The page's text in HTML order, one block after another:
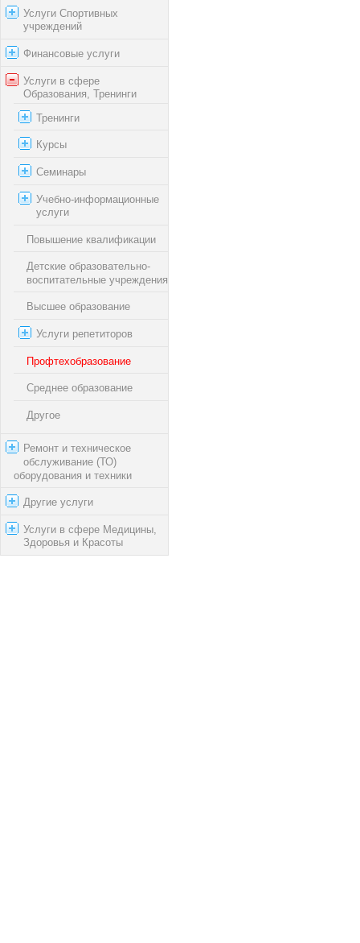
Услуги Спортивных
учреждений
Финансовые услуги
Услуги в сфере
Образования, Тренинги
Тренинги
Курсы
Семинары
Учебно-информационные
услуги
Повышение квалификации
Детские образовательно-
воспитательные учреждения
Высшее образование
Услуги репетиторов
Профтехобразование
Среднее образование
Другое
Ремонт и техническое
обслуживание (ТО)
оборудования и техники
Другие услуги
Услуги в сфере Медицины,
Здоровья и Красоты